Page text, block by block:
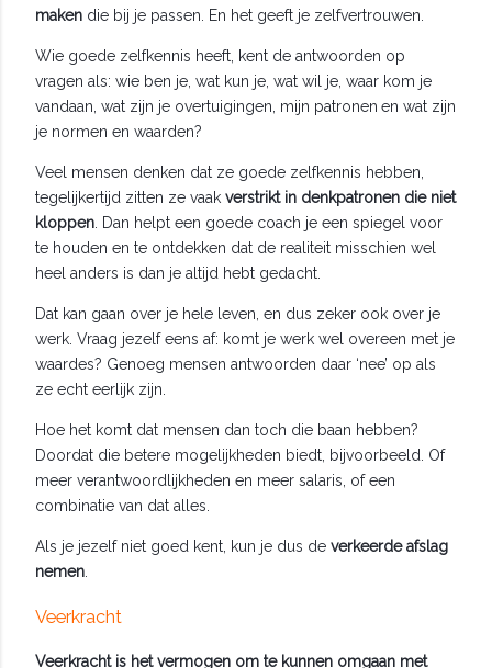
maken die bij je passen. En het geeft je zelfvertrouwen.
Wie goede zelfkennis heeft, kent de antwoorden op
vragen als: wie ben je, wat kun je, wat wil je, waar kom je
vandaan, wat zijn je overtuigingen, mijn patronen en wat zijn
je normen en waarden?
Veel mensen denken dat ze goede zelfkennis hebben,
tegelijkertijd zitten ze vaak verstrikt in denkpatronen die niet
kloppen . Dan helpt een goede coach je een spiegel voor
te houden en te ontdekken dat de realiteit misschien wel
heel anders is dan je altijd hebt gedacht.
Dat kan gaan over je hele leven, en dus zeker ook over je
werk. Vraag jezelf eens af: komt je werk wel overeen met je
waardes? Genoeg mensen antwoorden daar ‘nee’ op als
ze echt eerlijk zijn.
Hoe het komt dat mensen dan toch die baan hebben?
Doordat die betere mogelijkheden biedt, bijvoorbeeld. Of
meer verantwoordlijkheden en meer salaris, of een
combinatie van dat alles.
Als je jezelf niet goed kent, kun je dus de verkeerde afslag
nemen
Veerkracht
Veerkracht is het vermogen om te kunnen omgaan met